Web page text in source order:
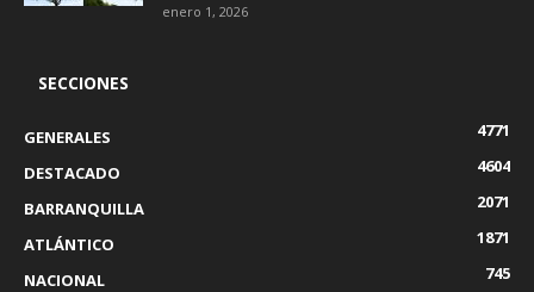
enero 1, 2026
SECCIONES
GENERALES
4771
DESTACADO
4604
BARRANQUILLA
2071
ATLÁNTICO
1871
NACIONAL
745